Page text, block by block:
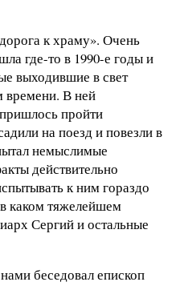
к храму». Очень
где-то в 1990-е годы и
выходившие в свет
времени. В ней
пройти
на поезд и повезли в
немыслимые
действительно
к ним гораздо
каком тяжелейшем
Сергий и остальные
беседовал епископ